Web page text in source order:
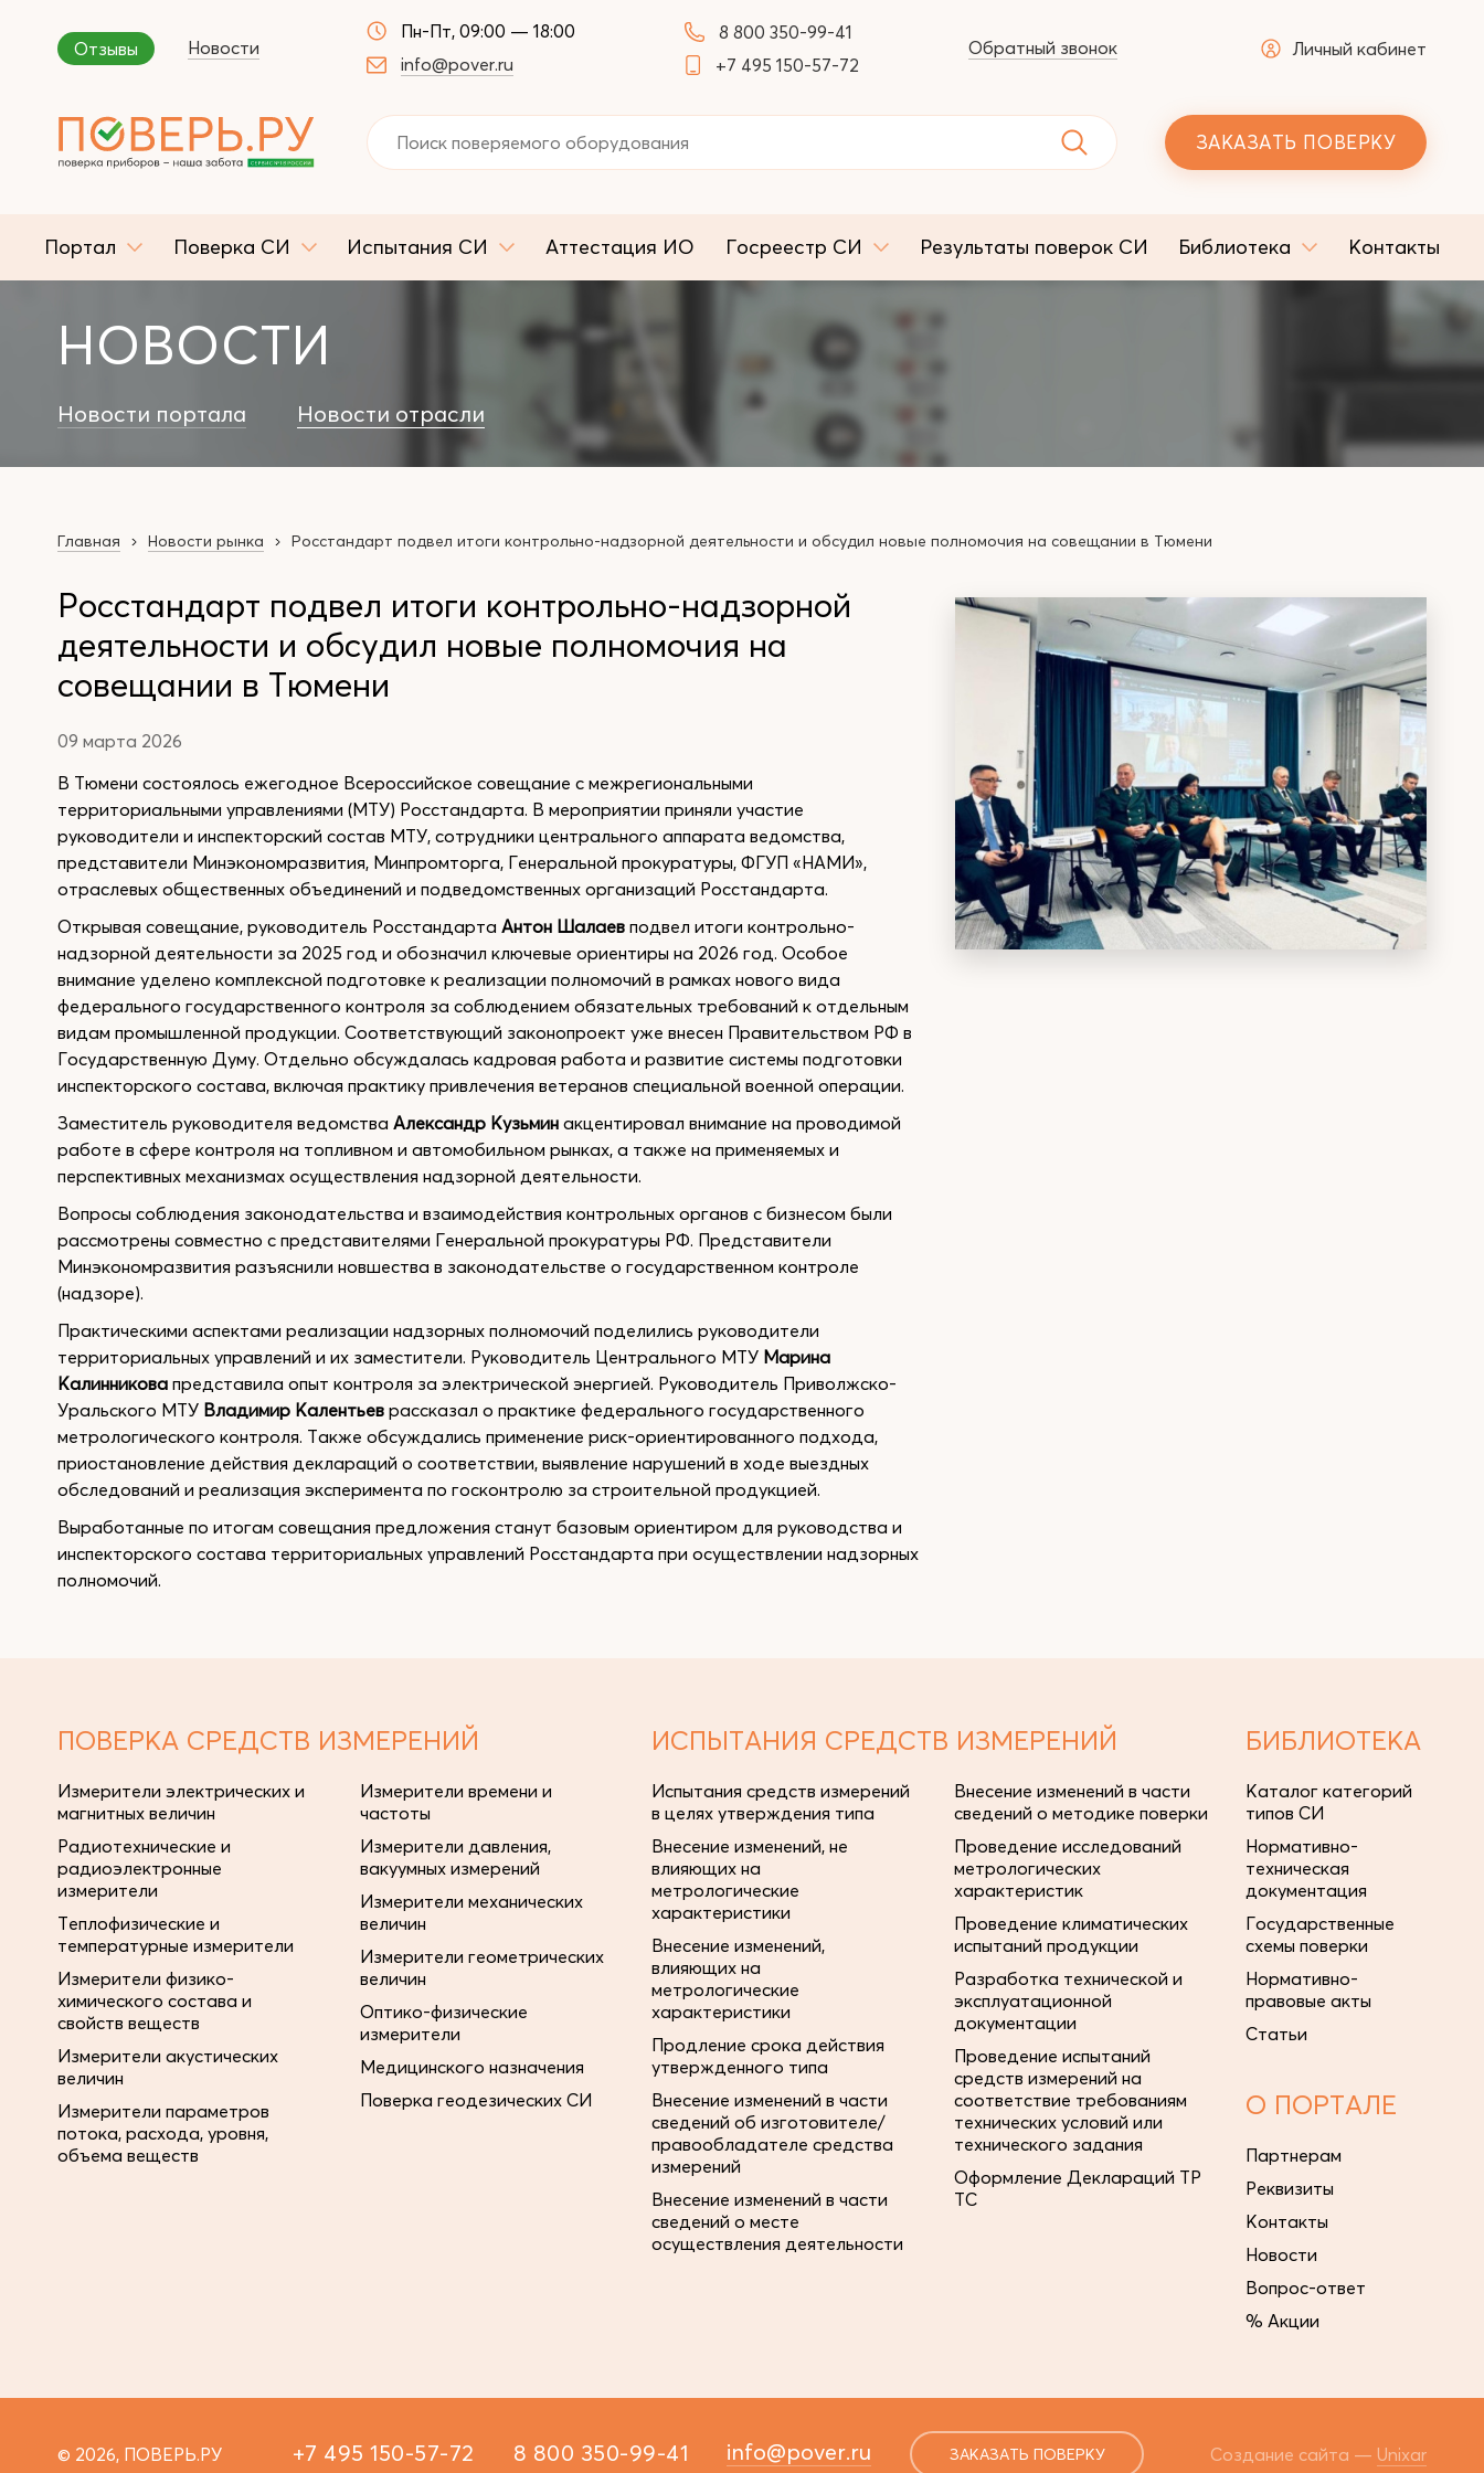
Отзывы Новости
Пн-Пт, 09:00 — 18:00
info@pover.ru
8 800 350-99-41
+7 495 150-57-72
Обратный звонок Личный кабинет
ЗАКАЗАТЬ ПОВЕРКУ
Портал Поверка СИ Испытания СИ Аттестация ИО Госреестр СИ Результаты поверок СИ Библиотека Контакты
НОВОСТИ
Новости портала Новости отрасли
Главная Новости рынка Росстандарт подвел итоги контрольно-надзорной деятельности и обсудил новые полномочия на совещании в Тюмени
Росстандарт подвел итоги контрольно-надзорной
деятельности и обсудил новые полномочия на
совещании в Тюмени
09 марта 2026
В Тюмени состоялось ежегодное Всероссийское совещание с межрегиональными
территориальными управлениями (МТУ) Росстандарта. В мероприятии приняли участие
руководители и инспекторский состав МТУ, сотрудники центрального аппарата ведомства,
представители Минэкономразвития, Минпромторга, Генеральной прокуратуры, ФГУП «НАМИ»,
отраслевых общественных объединений и подведомственных организаций Росстандарта.
Открывая совещание, руководитель Росстандарта Антон Шалаев подвел итоги контрольно-
надзорной деятельности за 2025 год и обозначил ключевые ориентиры на 2026 год. Особое
внимание уделено комплексной подготовке к реализации полномочий в рамках нового вида
федерального государственного контроля за соблюдением обязательных требований к отдельным
видам промышленной продукции. Соответствующий законопроект уже внесен Правительством РФ в
Государственную Думу. Отдельно обсуждалась кадровая работа и развитие системы подготовки
инспекторского состава, включая практику привлечения ветеранов специальной военной операции.
Заместитель руководителя ведомства Александр Кузьмин акцентировал внимание на проводимой
работе в сфере контроля на топливном и автомобильном рынках, а также на применяемых и
перспективных механизмах осуществления надзорной деятельности.
Вопросы соблюдения законодательства и взаимодействия контрольных органов с бизнесом были
рассмотрены совместно с представителями Генеральной прокуратуры РФ. Представители
Минэкономразвития разъяснили новшества в законодательстве о государственном контроле
(надзоре).
Практическими аспектами реализации надзорных полномочий поделились руководители
территориальных управлений и их заместители. Руководитель Центрального МТУ Марина
Калинникова представила опыт контроля за электрической энергией. Руководитель Приволжско-
Уральского МТУ Владимир Калентьев рассказал о практике федерального государственного
метрологического контроля. Также обсуждались применение риск-ориентированного подхода,
приостановление действия деклараций о соответствии, выявление нарушений в ходе выездных
обследований и реализация эксперимента по госконтролю за строительной продукцией.
Выработанные по итогам совещания предложения станут базовым ориентиром для руководства и
инспекторского состава территориальных управлений Росстандарта при осуществлении надзорных
полномочий.
ПОВЕРКА СРЕДСТВ ИЗМЕРЕНИЙ
Измерители электрических и
магнитных величин
Радиотехнические и
радиоэлектронные
измерители
Теплофизические и
температурные измерители
Измерители физико-
химического состава и
свойств веществ
Измерители акустических
величин
Измерители параметров
потока, расхода, уровня,
объема веществ
Измерители времени и
частоты
Измерители давления,
вакуумных измерений
Измерители механических
величин
Измерители геометрических
величин
Оптико-физические
измерители
Медицинского назначения
Поверка геодезических СИ
ИСПЫТАНИЯ СРЕДСТВ ИЗМЕРЕНИЙ
Испытания средств измерений
в целях утверждения типа
Внесение изменений, не
влияющих на
метрологические
характеристики
Внесение изменений,
влияющих на
метрологические
характеристики
Продление срока действия
утвержденного типа
Внесение изменений в части
сведений об изготовителе/
правообладателе средства
измерений
Внесение изменений в части
сведений о месте
осуществления деятельности
Внесение изменений в части
сведений о методике поверки
Проведение исследований
метрологических
характеристик
Проведение климатических
испытаний продукции
Разработка технической и
эксплуатационной
документации
Проведение испытаний
средств измерений на
соответствие требованиям
технических условий или
технического задания
Оформление Деклараций ТР
ТС
БИБЛИОТЕКА
Каталог категорий
типов СИ
Нормативно-
техническая
документация
Государственные
схемы поверки
Нормативно-
правовые акты
Статьи
О ПОРТАЛЕ
Партнерам
Реквизиты
Контакты
Новости
Вопрос-ответ
% Акции
© 2026, ПОВЕРЬ.РУ +7 495 150-57-72 8 800 350-99-41 info@pover.ru ЗАКАЗАТЬ ПОВЕРКУ Создание сайта — Unixar